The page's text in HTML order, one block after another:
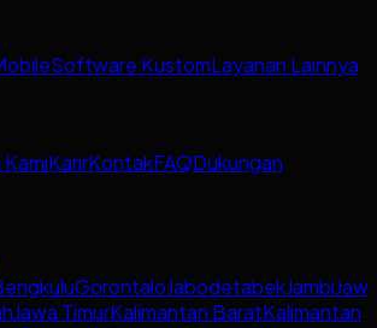
Software KustomLayanan Lainnya
KamiKarirKontakFAQDukungan
GorontaloJabodetabekJambi
Jawa TimurKalimantan BaratKalimantan